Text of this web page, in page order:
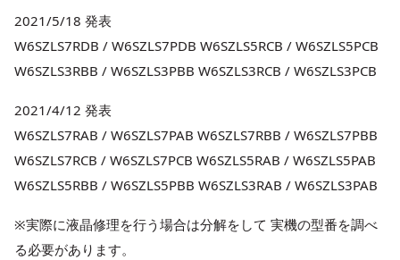
2021/5/18 発表
W6SZLS7RDB / W6SZLS7PDB W6SZLS5RCB / W6SZLS5PCB
W6SZLS3RBB / W6SZLS3PBB W6SZLS3RCB / W6SZLS3PCB
2021/4/12 発表
W6SZLS7RAB / W6SZLS7PAB W6SZLS7RBB / W6SZLS7PBB
W6SZLS7RCB / W6SZLS7PCB W6SZLS5RAB / W6SZLS5PAB
W6SZLS5RBB / W6SZLS5PBB W6SZLS3RAB / W6SZLS3PAB
※実際に液晶修理を行う場合は分解をして 実機の型番を調べ
る必要があります。